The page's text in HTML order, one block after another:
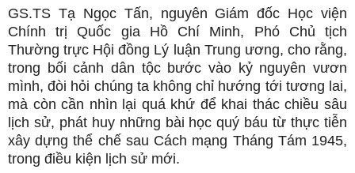
GS.TS Tạ Ngọc Tấn, nguyên Giám đốc Học viện
Chính trị Quốc gia Hồ Chí Minh, Phó Chủ tịch
Thường trực Hội đồng Lý luận Trung ương, cho rằng,
trong bối cảnh dân tộc bước vào kỷ nguyên vươn
mình, đòi hỏi chúng ta không chỉ hướng tới tương lai,
mà còn cần nhìn lại quá khứ để khai thác chiều sâu
lịch sử, phát huy những bài học quý báu từ thực tiễn
xây dựng thể chế sau Cách mạng Tháng Tám 1945,
trong điều kiện lịch sử mới.